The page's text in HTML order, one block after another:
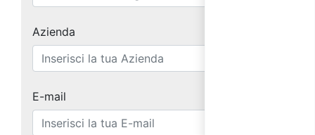
Azienda
E-mail